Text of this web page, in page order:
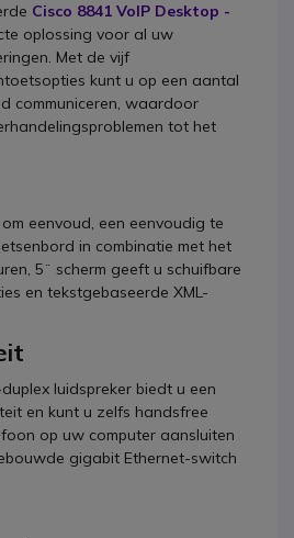
Cisco 8841 VoIP Desktop -
oplossing voor al uw
Met de vijf
kunt u op een aantal
communiceren, waardoor
tot het
eenvoud, een eenvoudig te
in combinatie met het
5¨ scherm geeft u schuifbare
en tekstgebaseerde XML-
luidspreker biedt u een
en kunt u zelfs handsfree
op uw computer aansluiten
gigabit Ethernet-switch